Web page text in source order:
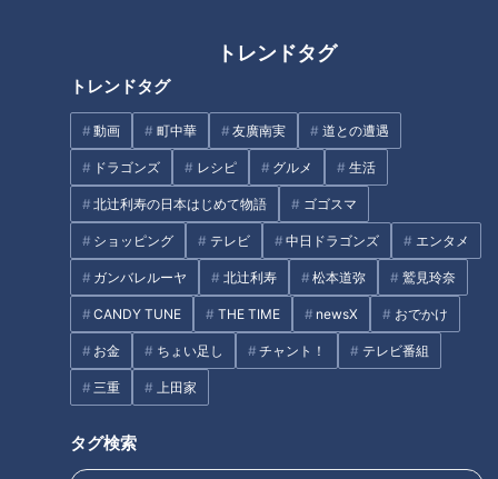
トレンドタグ
トレンドタグ
動画 町中華 友廣南実 道との遭遇
ドラゴンズ レシピ グルメ 生活
北辻利寿の日本はじめて物語 ゴゴスマ
ショッピング テレビ 中日ドラゴンズ エンタメ
ガンバレルーヤ 北辻利寿 松本道弥 鷲見玲奈
CANDY TUNE THE TIME newsX おでかけ
お金 ちょい足し チャント！ テレビ番組
三重 上田家
タグ検索
立浪ドラゴンズは最も有利だっ
た指名順を活かせたか？竜２０
２３ドラフト総括
「もう見るしかないんです！」
友廣アナはホタルの絶景にたど
り着けるのか
「まるで玉手箱」会員制高級焼
肉店のランチに、著名人御用達
の名店のれん分けの新店舗！ 注
目の焼肉店2選
「定休日を回るスタンプラリー
じゃないんですよ！」碧南＆西
尾でも連敗！？CBC友廣アナは
おすすめグルメにたどり着ける
タグ
とある妄想しがちなファンのドラゴンズ見聞録 吉田聖弥